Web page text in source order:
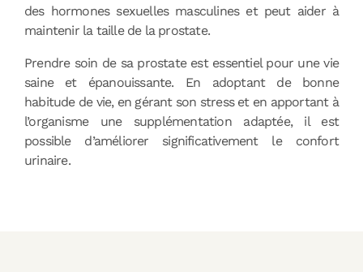
des hormones sexuelles masculines et peut aider à
maintenir la taille de la prostate.
Prendre soin de sa prostate est essentiel pour une vie
saine et épanouissante. En adoptant de bonne
habitude de vie, en gérant son stress et en apportant à
l’organisme une supplémentation adaptée, il est
possible d’améliorer significativement le confort
urinaire.